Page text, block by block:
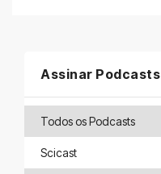
Assinar Podcasts
Todos os Podcasts
Scicast